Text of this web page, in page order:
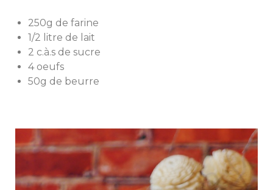
250g de farine
1/2 litre de lait
2 c.à.s de sucre
4 oeufs
50g de beurre